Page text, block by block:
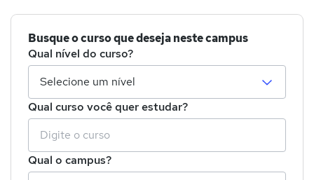
Busque o curso que deseja neste campus
Qual nível do curso?
Qual curso você quer estudar?
Qual o campus?